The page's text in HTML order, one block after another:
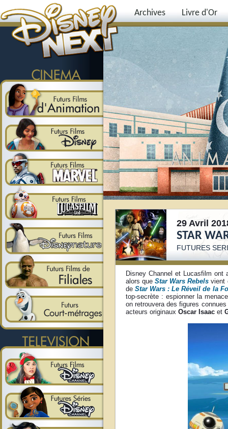
Archives Livre d'Or
29 Avril
STAR
FUTURES
Disney Channel et Lucasfilm ont
alors que Star Wars Rebels vient
de Star Wars : Le Réveil de la
top-secrète : espionner la
on retrouvera des figures
acteurs originaux Oscar Isaacet